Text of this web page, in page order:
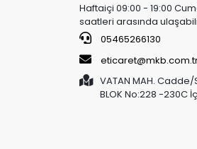
Haftaiçi 09:00 - 19:00
saatleri arasında
05465266130
VATAN MAH. Cadde/
BLOK No:228 -230C İç